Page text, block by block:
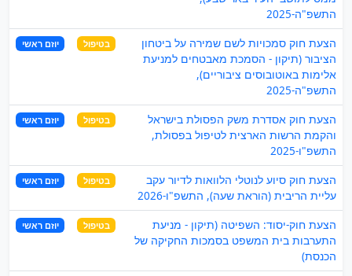
התשפ"ה-2025
הצעת חוק סמכויות לשם שמירה על ביטחון
הציבור (תיקון - הסמכת מאבטחים למניעת
אלימות באוטובוסים ציבוריים),
התשפ"ה-2025
בטיפול יוזם ראשי
הצעת חוק אסדרת משק הפסולת בישראל
והקמת הרשות הארצית לטיפול בפסולת,
התשפ"ו-2025
בטיפול יוזם ראשי
הצעת חוק סיוע לנוטלי הלוואות לדיור עקב
עליית הריבית (הוראת שעה), התשפ"ו-2026
בטיפול יוזם ראשי
הצעת חוק-יסוד: השפיטה (תיקון - מניעת
התערבות בית המשפט בסמכות החקיקה של
הכנסת)
בטיפול יוזם ראשי